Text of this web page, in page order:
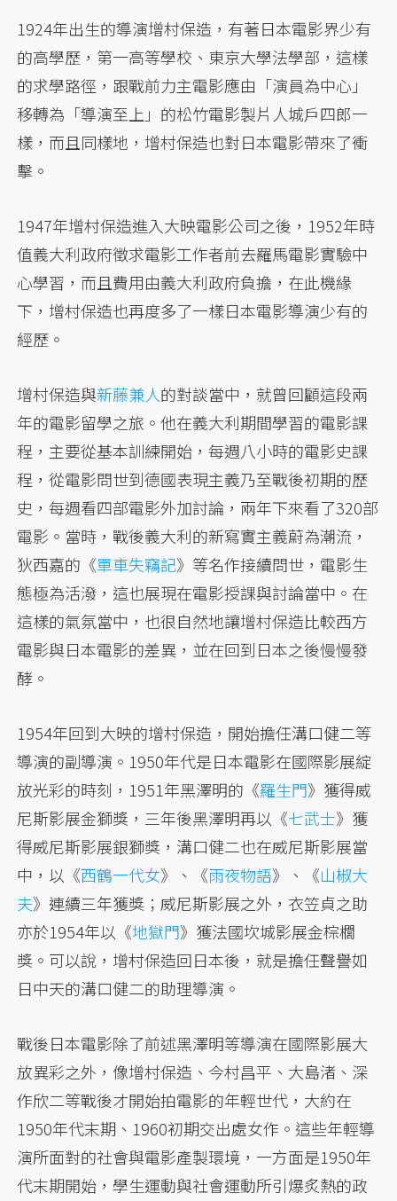
1924年出生的導演增村保造，有著日本電影界少有
的高學歷，第一高等學校、東京大學法學部，這樣
的求學路徑，跟戰前力主電影應由「演員為中心」
移轉為「導演至上」的松竹電影製片人城戶四郎一
樣，而且同樣地，增村保造也對日本電影帶來了衝
擊。
1947年增村保造進入大映電影公司之後，1952年時
值義大利政府徵求電影工作者前去羅馬電影實驗中
心學習，而且費用由義大利政府負擔，在此機緣
下，增村保造也再度多了一樣日本電影導演少有的
經歷。
增村保造與新藤兼人的對談當中，就曾回顧這段兩
年的電影留學之旅。他在義大利期間學習的電影課
程，主要從基本訓練開始，每週八小時的電影史課
程，從電影問世到德國表現主義乃至戰後初期的歷
史，每週看四部電影外加討論，兩年下來看了320部
電影。當時，戰後義大利的新寫實主義蔚為潮流，
狄西嘉的《單車失竊記》等名作接續問世，電影生
態極為活潑，這也展現在電影授課與討論當中。在
這樣的氣氛當中，也很自然地讓增村保造比較西方
電影與日本電影的差異，並在回到日本之後慢慢發
酵。
1954年回到大映的增村保造，開始擔任溝口健二等
導演的副導演。1950年代是日本電影在國際影展綻
放光彩的時刻，1951年黑澤明的《羅生門》獲得威
尼斯影展金獅獎，三年後黑澤明再以《七武士》獲
得威尼斯影展銀獅獎，溝口健二也在威尼斯影展當
中，以《西鶴一代女》、《雨夜物語》、《山椒大
夫》連續三年獲獎；威尼斯影展之外，衣笠貞之助
亦於1954年以《地獄門》獲法國坎城影展金棕櫚
獎。可以說，增村保造回日本後，就是擔任聲譽如
日中天的溝口健二的助理導演。
戰後日本電影除了前述黑澤明等導演在國際影展大
放異彩之外，像增村保造、今村昌平、大島渚、深
作欣二等戰後才開始拍電影的年輕世代，大約在
1950年代末期、1960初期交出處女作。這些年輕導
演所面對的社會與電影產製環境，一方面是1950年
代末期開始，學生運動與社會運動所引爆炙熱的政